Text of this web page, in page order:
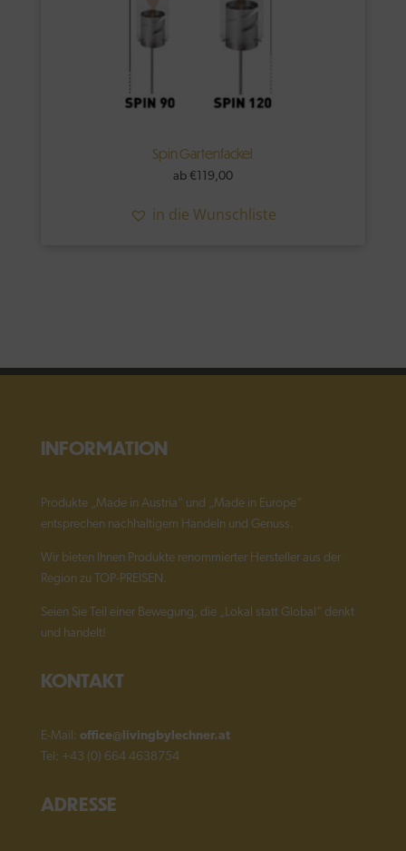
Spin Gartenfackel
ab €119,00
in die Wunschliste
INFORMATION
Produkte „Made in Austria“ und „Made in Europe“
entsprechen nachhaltigem Handeln und Genuss.
Wir bieten Ihnen Produkte renommierter Hersteller aus der
Region zu TOP-PREISEN.
Seien Sie Teil einer Bewegung, die „Lokal statt Global“ denkt
und handelt!
KONTAKT
E-Mail: office@livingbylechner.at
Tel: +43 (0) 664 4638754
ADRESSE